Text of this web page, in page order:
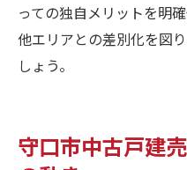
っての独自メリットを明
他エリアとの差別化を図
しょう。
守口市中古戸建